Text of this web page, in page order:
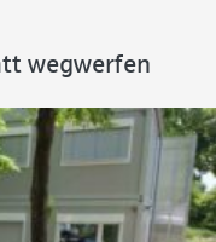
wegwerfen